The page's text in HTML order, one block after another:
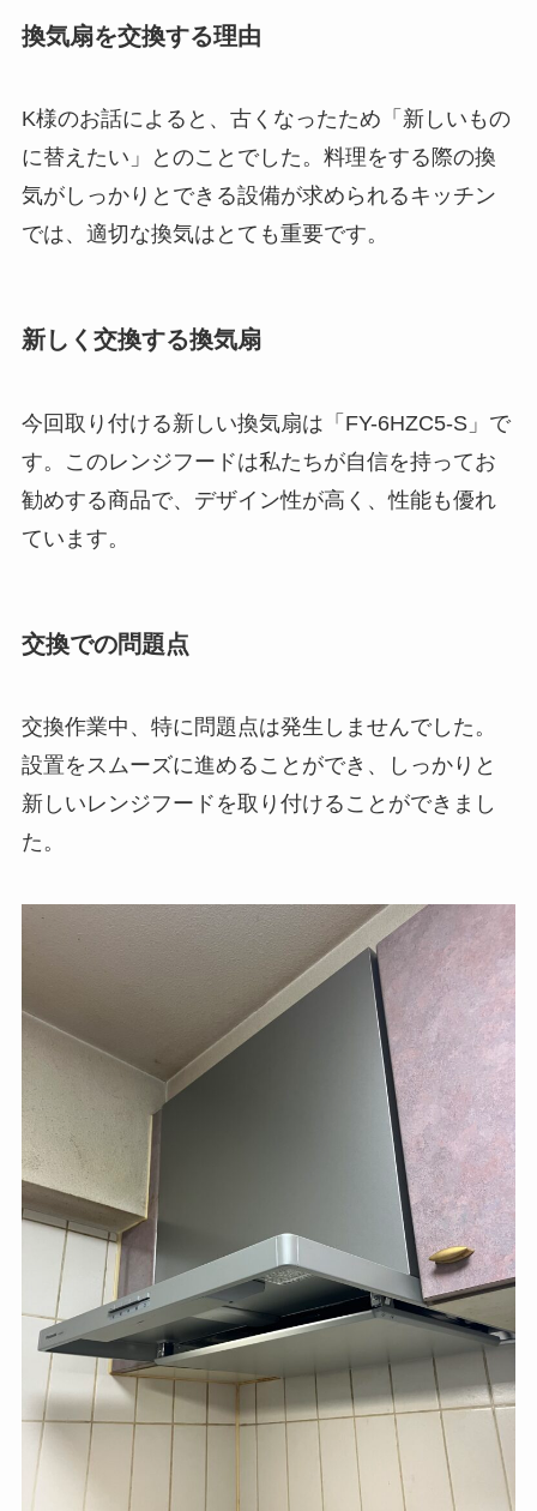
換気扇を交換する理由
K様のお話によると、古くなったため「新しいもの
に替えたい」とのことでした。料理をする際の換
気がしっかりとできる設備が求められるキッチン
では、適切な換気はとても重要です。
新しく交換する換気扇
今回取り付ける新しい換気扇は「FY-6HZC5-S」で
す。このレンジフードは私たちが自信を持ってお
勧めする商品で、デザイン性が高く、性能も優れ
ています。
交換での問題点
交換作業中、特に問題点は発生しませんでした。
設置をスムーズに進めることができ、しっかりと
新しいレンジフードを取り付けることができまし
た。